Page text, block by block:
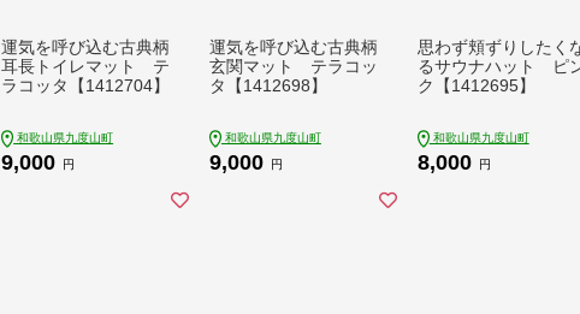
運気を呼び込む古典柄
耳長トイレマット テ
ラコッタ【1412704】
和歌山県九度山町
9,000 円
運気を呼び込む古典柄
玄関マット テラコッ
タ【1412698】
和歌山県九度山町
9,000 円
思わず頬ずりしたく
るサウナハット ピ
ク【1412695】
和歌山県九度山町
8,000 円